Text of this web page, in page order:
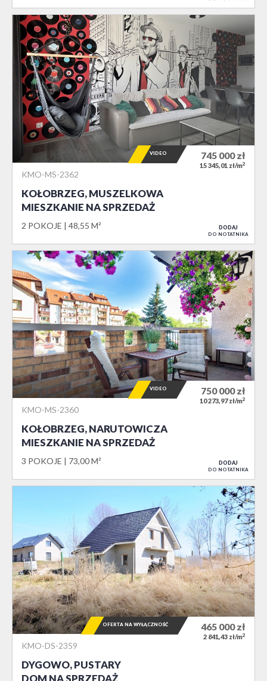
KMO-MS-2362
KOŁOBRZEG, MUSZELKOWA
MIESZKANIE NA SPRZEDAŻ
2 POKOJE 48,55 M²
745 000zł
15 345,01 zł/m2
VIDEO
DODAJ
DO NOTATNIKA
KMO-MS-2360
KOŁOBRZEG, NARUTOWICZA
MIESZKANIE NA SPRZEDAŻ
3 POKOJE 73,00 M²
750 000zł
10 273,97 zł/m2
VIDEO
DODAJ
DO NOTATNIKA
KMO-DS-2359
DYGOWO, PUSTARY
DOM NA SPRZEDAŻ
465 000zł
2 841,43 zł/m2
OFERTA NA WYŁĄCZNOŚĆ